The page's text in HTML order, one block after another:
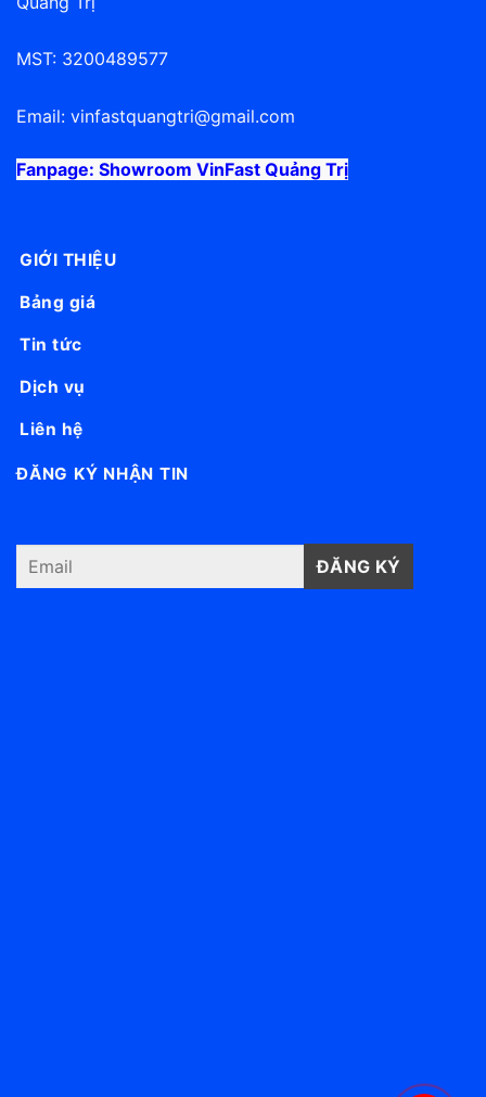
MST: 3200489577
Email: vinfastquangtri@gmail.com
Fanpage: Showroom VinFast Quảng Trị
GIỚI THIỆU
Bảng giá
Tin tức
Dịch vụ
Liên hệ
ĐĂNG KÝ NHẬN TIN